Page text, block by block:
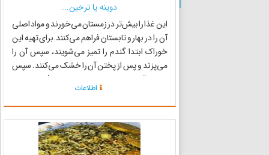
دوینه یا ترخین...
این غذا را بیش‌تر در زمستان می‌خورند و مواد اصلی
آن را در بهار و تابستان فراهم می‌کنند.برای تهیه این
خوراک ابتدا گندم را تمیز می‌شویند، سپس آن را
می‌پزند و پس از پختن آن را خشک می‌کنند. سپس
بلغور را آسیاب می‌کنند. از چندی قبل دوغ را در مشک
می‌ریزند تا آبش گرفته شود. پس از آن با بلغور ...
اطلاعات